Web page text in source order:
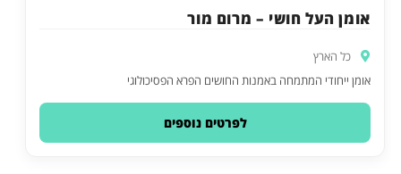
אומן העל חושי – מרום מור
כל הארץ
אומן ייחודי המתמחה באמנות החושים הפרא הפסיכולוגי
לפרטים נוספים